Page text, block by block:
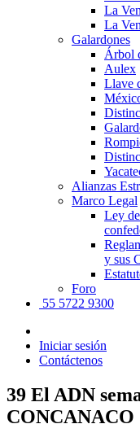
La
La
Galardones
Árbol
Aulex
Llave
Alianzas
Marco Legal
Ley
y sus
Foro
55 5722 9300
Iniciar sesión
Contáctenos
39 El ADN
CONCANACO